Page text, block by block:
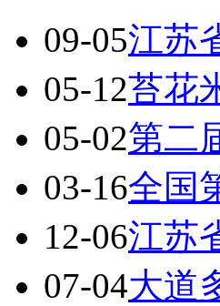
09-05江苏
05-12苔花
05-02第二
03-16全国
12-06江苏
07-04大道